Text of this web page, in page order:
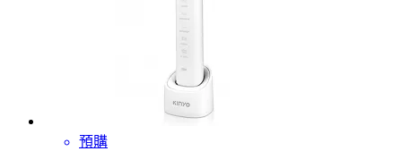
預購